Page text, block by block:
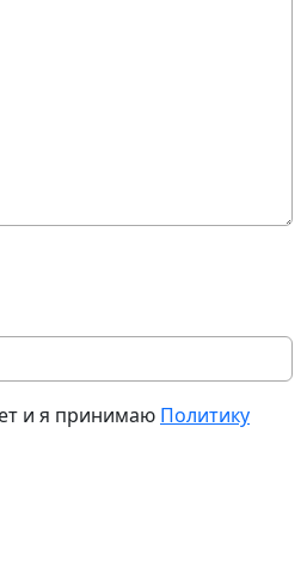
и я принимаю Политику